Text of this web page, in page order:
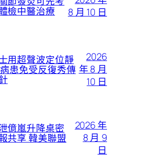
檢中醫治療
8 月 10 日
用超聲波定位靜
患免受反復秀傳
2026
年 8 月
10 日
億嵐升降桌密
共享 韓美聯盟
2026 年
8 月 9
日